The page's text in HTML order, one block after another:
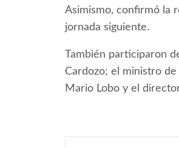
Asimismo, confirmó la
jornada siguiente.
También participaron
Cardozo; el ministro
Mario Lobo y el